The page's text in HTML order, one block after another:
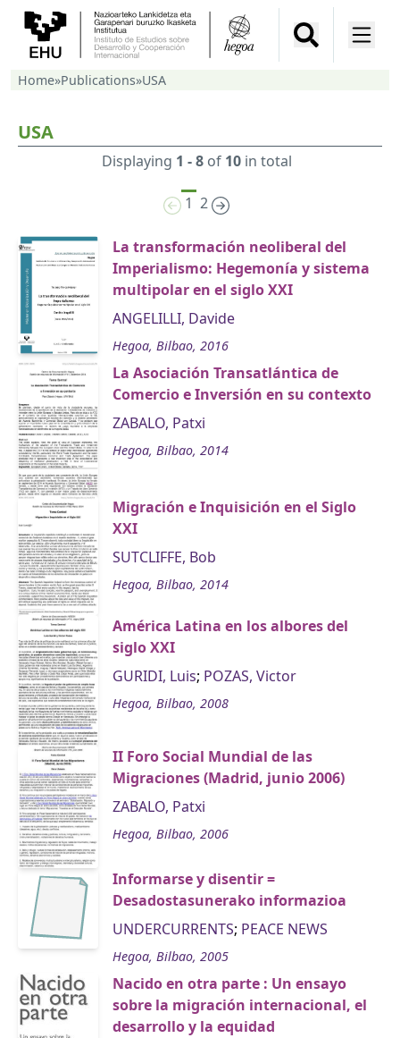
Home»Publications»USA
USA
Displaying 1 - 8of 10in total
1 2
La transformación neoliberal del
Imperialismo: Hegemonía y sistema
multipolar en el siglo XXI
ANGELILLI, Davide
Hegoa, Bilbao, 2016
La Asociación Transatlántica de
Comercio e Inversión en su contexto
ZABALO, Patxi
Hegoa, Bilbao, 2014
Migración e Inquisición en el Siglo
XXI
SUTCLIFFE, Bob
Hegoa, Bilbao, 2014
América Latina en los albores del
siglo XXI
GURIDI, Luis; POZAS, Victor
Hegoa, Bilbao, 2008
II Foro Social Mundial de las
Migraciones (Madrid, junio 2006)
ZABALO, Patxi
Hegoa, Bilbao, 2006
Informarse y disentir =
Desadostasunerako informazioa
UNDERCURRENTS; PEACE NEWS
Hegoa, Bilbao, 2005
Nacido en otra parte : Un ensayo
sobre la migración internacional, el
desarrollo y la equidad